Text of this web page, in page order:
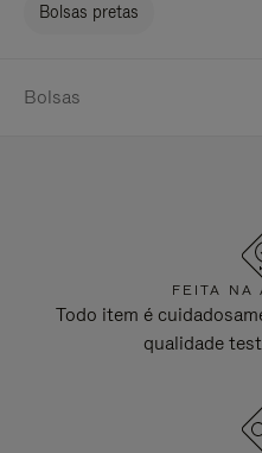
Bolsas pretas
Bolsas
FEITA NA
Todo item é
qualidade